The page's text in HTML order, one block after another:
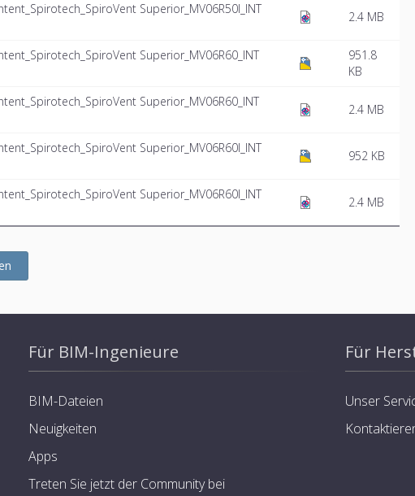
Superior_MV06R50I_INT
2.4 MB
Superior_MV06R60_INT
951.8
KB
Superior_MV06R60_INT
2.4 MB
Superior_MV06R60I_INT
952 KB
Superior_MV06R60I_INT
2.4 MB
Für BIM-Ingenieure
BIM-Dateien
Neuigkeiten
Apps
Treten Sie jetzt der Community bei
Für
Unser